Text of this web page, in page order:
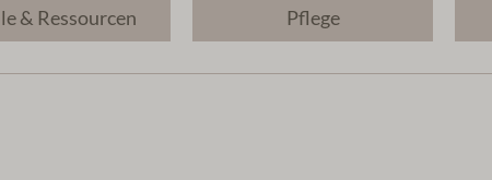
& Ressourcen Pflege